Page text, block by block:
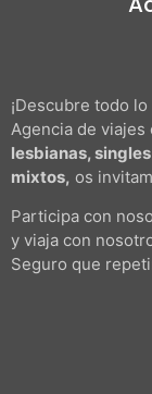
¡Descubre todo
Agencia de
lesbianas,
mixtos, os
Participa con
y viaja con
Seguro que